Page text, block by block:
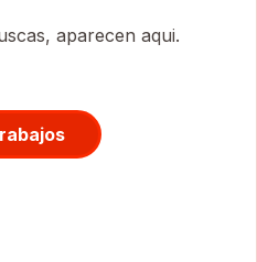
aparecen aqui.